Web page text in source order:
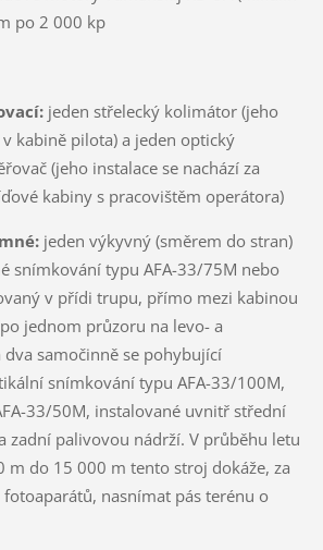
po 2 000 kp
jeden střelecký kolimátor (jeho
v kabině pilota) a jeden optický
(jeho instalace se nachází za
kabiny s pracovištěm operátora)
jeden výkyvný (směrem do stran)
snímkování typu AFA-33/75M nebo
v přídi trupu, přímo mezi kabinou
jednom průzoru na levo- a
samočinně se pohybující
snímkování typu AFA-33/100M,
33/50M, instalované uvnitř střední
zadní palivovou nádrží. V průběhu letu
m do 15 000 m tento stroj dokáže, za
nasnímat pás terénu o